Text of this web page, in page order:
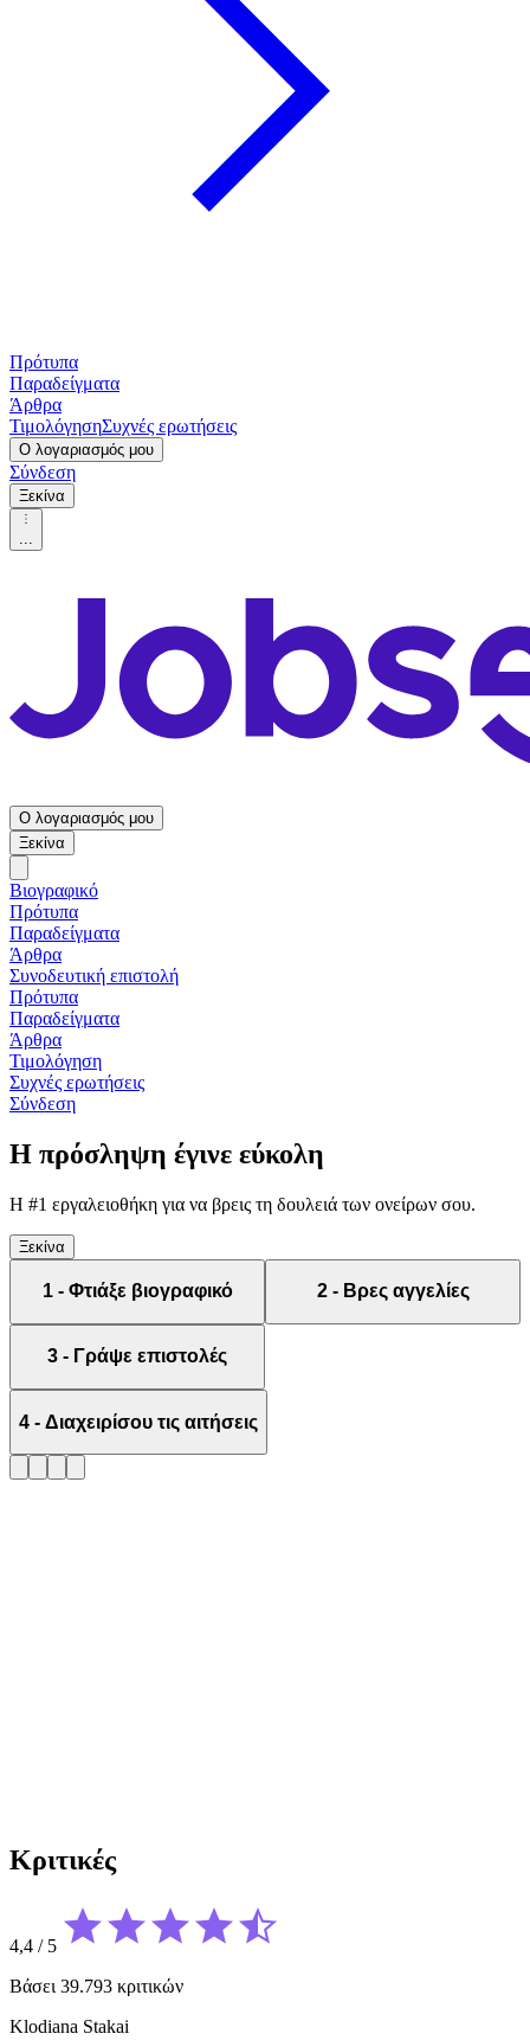
Πρότυπα
Παραδείγματα
Άρθρα
ΤιμολόγησηΣυχνές ερωτήσεις
Ο λογαριασμός μου
Σύνδεση
Ξεκίνα
...
Ο λογαριασμός μου
Ξεκίνα
Βιογραφικό
Πρότυπα
Παραδείγματα
Άρθρα
Συνοδευτική επιστολή
Πρότυπα
Παραδείγματα
Άρθρα
Τιμολόγηση
Συχνές ερωτήσεις
Σύνδεση
Η πρόσληψη έγινε εύκολη
Η #1 εργαλειοθήκη για να βρεις τη δουλειά των ονείρων σου.
Ξεκίνα
1- Φτιάξε βιογραφικό 2- Βρες αγγελίες
3 - Γράψε επιστολές
4 - Διαχειρίσου τις αιτήσεις
Κριτικές
4,4 / 5
Βάσει 39.793 κριτικών
Klodiana Stakai